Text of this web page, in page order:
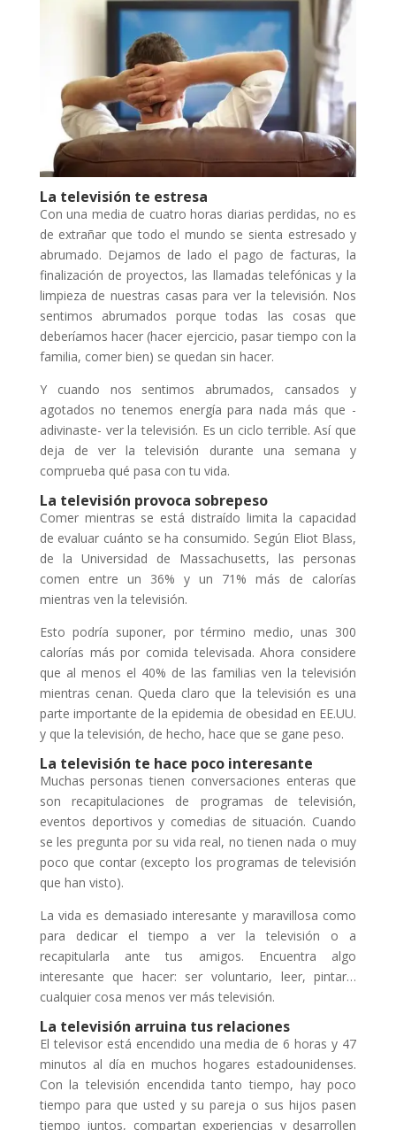
La televisión te estresa
Con una media de cuatro horas diarias perdidas, no es
de extrañar que todo el mundo se sienta estresado y
abrumado. Dejamos de lado el pago de facturas, la
finalización de proyectos, las llamadas telefónicas y la
limpieza de nuestras casas para ver la televisión. Nos
sentimos abrumados porque todas las cosas que
deberíamos hacer (hacer ejercicio, pasar tiempo con la
familia, comer bien) se quedan sin hacer.
Y cuando nos sentimos abrumados, cansados y
agotados no tenemos energía para nada más que -
adivinaste- ver la televisión. Es un ciclo terrible. Así que
deja de ver la televisión durante una semana y
comprueba qué pasa con tu vida.
La televisión provoca sobrepeso
Comer mientras se está distraído limita la capacidad
de evaluar cuánto se ha consumido. Según Eliot Blass,
de la Universidad de Massachusetts, las personas
comen entre un 36% y un 71% más de calorías
mientras ven la televisión.
Esto podría suponer, por término medio, unas 300
calorías más por comida televisada. Ahora considere
que al menos el 40% de las familias ven la televisión
mientras cenan. Queda claro que la televisión es una
parte importante de la epidemia de obesidad en EE.UU.
y que la televisión, de hecho, hace que se gane peso.
La televisión te hace poco interesante
Muchas personas tienen conversaciones enteras que
son recapitulaciones de programas de televisión,
eventos deportivos y comedias de situación. Cuando
se les pregunta por su vida real, no tienen nada o muy
poco que contar (excepto los programas de televisión
que han visto).
La vida es demasiado interesante y maravillosa como
para dedicar el tiempo a ver la televisión o a
recapitularla ante tus amigos. Encuentra algo
interesante que hacer: ser voluntario, leer, pintar…
cualquier cosa menos ver más televisión.
La televisión arruina tus relaciones
El televisor está encendido una media de 6 horas y 47
minutos al día en muchos hogares estadounidenses.
Con la televisión encendida tanto tiempo, hay poco
tiempo para que usted y su pareja o sus hijos pasen
tiempo juntos, compartan experiencias y desarrollen